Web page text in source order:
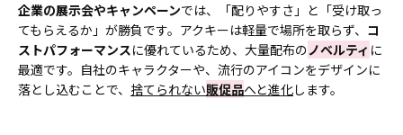
企業の展示会やキャンペーンでは、「配りやすさ」と「受け取っ
てもらえるか」が勝負です。アクキーは軽量で場所を取らず、 コ
ストパフォーマンスに優れているため、大量配布のノベルティ に
最適です。自社のキャラクターや、流行のアイコンをデザインに
落とし込むことで、 捨てられない販促品へと進化します。